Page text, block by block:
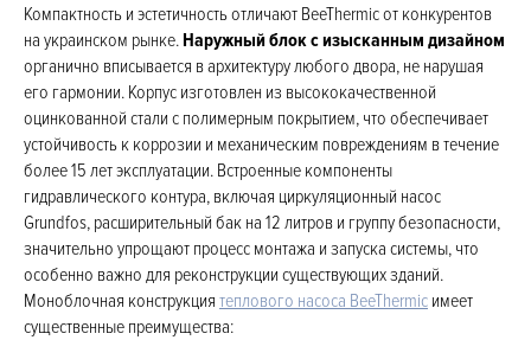
Компактность и эстетичность отличают BeeThermic от конкурентов
на украинском рынке. Наружный блок с изысканным дизайном
органично вписывается в архитектуру любого двора, не нарушая
его гармонии. Корпус изготовлен из высококачественной
оцинкованной стали с полимерным покрытием, что обеспечивает
устойчивость к коррозии и механическим повреждениям в течение
более 15 лет эксплуатации. Встроенные компоненты
гидравлического контура, включая циркуляционный насос
Grundfos, расширительный бак на 12 литров и группу безопасности,
значительно упрощают процесс монтажа и запуска системы, что
особенно важно для реконструкции существующих зданий.
Моноблочная конструкция теплового насоса BeeThermic имеет
существенные преимущества: